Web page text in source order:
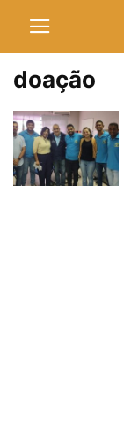
doação